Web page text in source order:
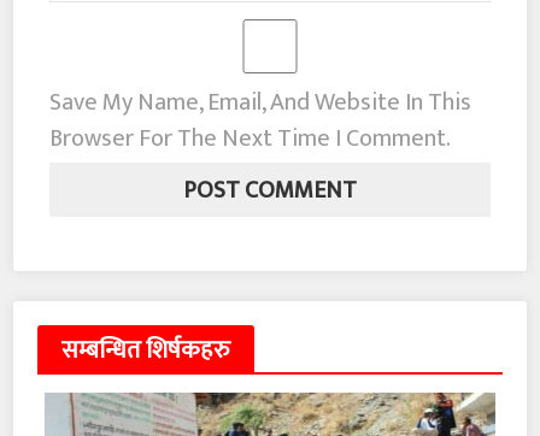
Save My Name, Email, And Website In This
Browser For The Next Time I Comment.
सम्बन्धित शिर्षकहरु